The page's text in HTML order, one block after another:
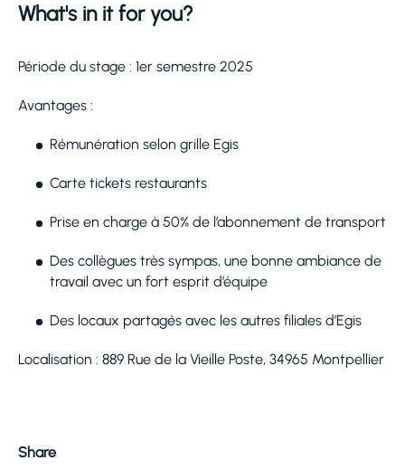
What's in it for you?
Période du stage : 1er semestre 2025
Avantages :
Rémunération selon grille Egis
Carte tickets restaurants
Prise en charge à 50% de l’abonnement de transport
Des collègues très sympas, une bonne ambiance de
travail avec un fort esprit d’équipe
Des locaux partagés avec les autres filiales d’Egis
Localisation : 889 Rue de la Vieille Poste, 34965 Montpellier
Share